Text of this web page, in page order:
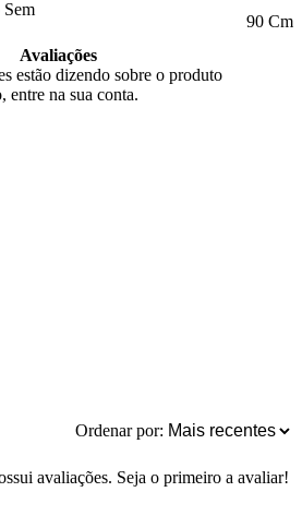
90 Cm
Avaliações
estão dizendo sobre o produto
entre na sua conta.
Ordenar por:
avaliações. Seja o primeiro a avaliar!